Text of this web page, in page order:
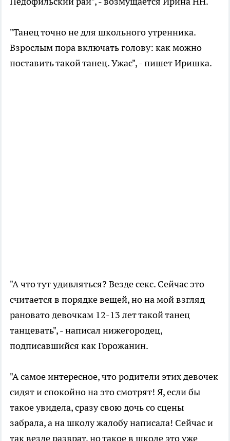
"Танец точно не для школьного утренника.
Взрослым пора включать голову: как можно
поставить такой танец. Ужас", - пишет Иришка.
"А что тут удивляться? Везде секс. Сейчас это
считается в порядке вещей, но на мой взгляд
рановато девочкам 12-13 лет такой танец
танцевать", - написал нижегородец,
подписавшийся как Горожанин.
"А самое интересное, что родители этих девочек
сидят и спокойно на это смотрят! Я, если бы
такое увидела, сразу свою дочь со сцены
забрала, а на школу жалобу написала! Сейчас и
так везде разврат, но такое в школе это уже